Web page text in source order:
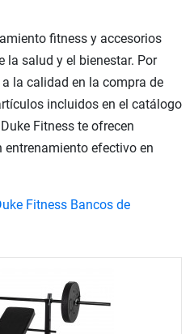
fitness y accesorios
la salud y el bienestar. Por
la calidad en la compra de
incluidos en el catálogo
Fitness te ofrecen
efectivo en
Fitness Bancos de